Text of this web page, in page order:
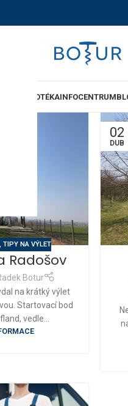
VINOTÉKAINFOCENTRUM
,TIPY NA VÝLET
Radošov
Botur
na krátký výlet
Startovací bod
vedle...
02
DUB